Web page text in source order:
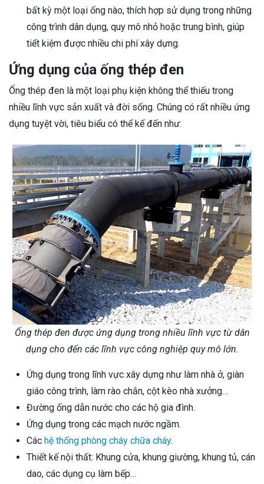
bất kỳ một loại ống nào, thích hợp sử dụng trong những
công trình dân dụng, quy mô nhỏ hoặc trung bình, giúp
tiết kiệm được nhiều chi phí xây dựng.
Ứng dụng của ống thép đen
Ống thép đen là một loại phụ kiện không thể thiếu trong
nhiều lĩnh vực sản xuất và đời sống. Chúng có rất nhiều ứng
dụng tuyệt vời, tiêu biểu có thể kể đến như:
Ống thép đen được ứng dụng trong nhiều lĩnh vực từ dân
dụng cho đến các lĩnh vực công nghiệp quy mô lớn.
Ứng dụng trong lĩnh vực xây dựng như làm nhà ở, giàn
giáo công trình, làm rào chắn, cột kèo nhà xưởng…
Đường ống dẫn nước cho các hộ gia đình.
Ứng dụng trong các mạch nước ngầm.
Các hệ thống phòng cháy chữa cháy.
Thiết kế nội thất: Khung cửa, khung giường, khung tủ, cán
dao, các dụng cụ làm bếp…